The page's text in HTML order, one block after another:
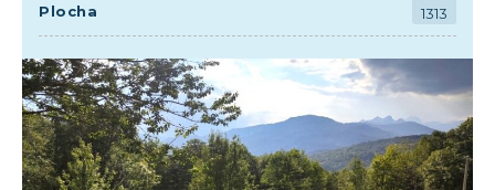
Plocha 1313